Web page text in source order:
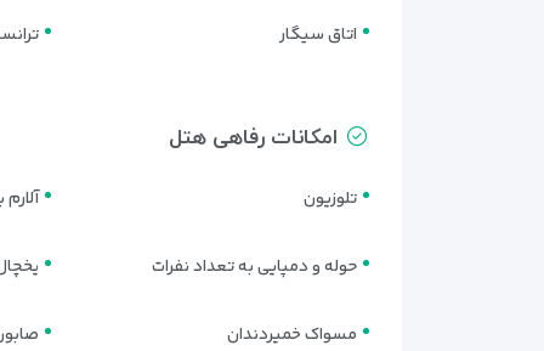
اتاق سیگار
امکانات رفاهی هتل
تلوزیون
حوله و دمپایی به تعداد نفرات
مسواک خمیردندان